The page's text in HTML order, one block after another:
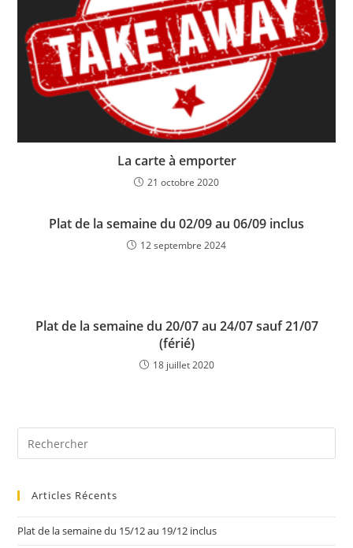
La carte à emporter
21 octobre 2020
Plat de la semaine du 02/09 au 06/09 inclus
12 septembre 2024
Plat de la semaine du 20/07 au 24/07 sauf 21/07
(férié)
18 juillet 2020
Articles Récents
Plat de la semaine du 15/12 au 19/12 inclus